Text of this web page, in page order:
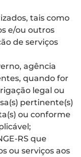
tais como
e/ou outros
de serviços
agência
quando for
legal ou
pertinente(s)
ou conforme
RS que
ou serviços aos